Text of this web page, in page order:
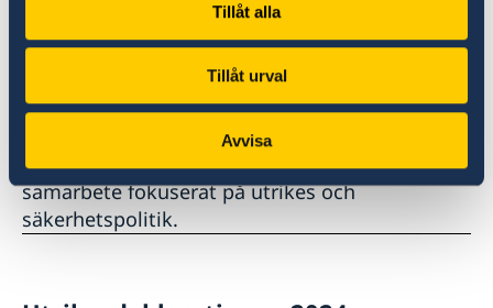
Tillåt alla
Tillåt urval
Avvisa
Fördjupat samarbete i närområdet
Under 2024 är Sverige ordförande i Nordiska
ministerrådet och leder även arbetet i N5 och
NB8, som samlar de fem nordiska och de åtta
nordisk-baltiska länderna i ett informellt
samarbete fokuserat på utrikes och
säkerhetspolitik.